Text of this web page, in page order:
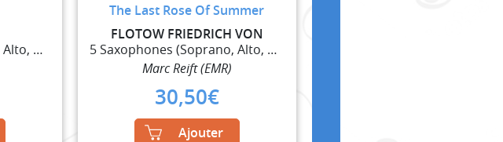
5 Saxophones (Soprano, Alto, 2 Ténor, Baryton)
The Last Rose Of Summer
FLOTOW FRIEDRICH VON
5 Saxophones (Soprano, Alto, 2 Ténor, Baryton)
Marc Reift (EMR)
30,50€
Ajouter